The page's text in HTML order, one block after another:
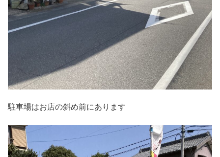
駐車場はお店の斜め前にあります